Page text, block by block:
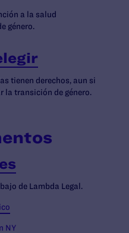
a la salud
género.
tienen derechos, aun si
la transición de género.
de Lambda Legal.
NY